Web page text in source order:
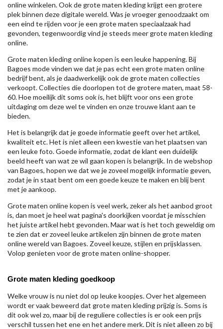
online winkelen. Ook de grote maten kleding krijgt een grotere
plek binnen deze digitale wereld. Was je vroeger genoodzaakt om
een eind te rijden voor je een grote maten speciaalzaak had
gevonden, tegenwoordig vind je steeds meer grote maten kleding
online.
Grote maten kleding online kopen is een leuke happening. Bij
Bagoes mode vinden we dat je pas echt een grote maten online
bedrijf bent, als je daadwerkelijk ook de grote maten collecties
verkoopt. Collecties die doorlopen tot de grotere maten, maat 58-
60. Hoe moeilijk dit soms ook is, het blijft voor ons een grote
uitdaging om deze wel te vinden en onze trouwe klant aan te
bieden.
Het is belangrijk dat je goede informatie geeft over het artikel,
kwaliteit etc. Het is niet alleen een kwestie van het plaatsen van
een leuke foto. Goede informatie, zodat de klant een duidelijk
beeld heeft van wat ze wil gaan kopen is belangrijk. In de webshop
van Bagoes, hopen we dat we je zoveel mogelijk informatie geven,
zodat je in staat bent om een goede keuze te maken en blij bent
met je aankoop.
Grote maten online kopen is veel werk, zeker als het aanbod groot
is, dan moet je heel wat pagina's doorkijken voordat je misschien
het juiste artikel hebt gevonden. Maar wat is het toch geweldig om
te zien dat er zoveel leuke artikelen zijn binnen de grote maten
online wereld van Bagoes. Zoveel keuze, stijlen en prijsklassen.
Volop genieten voor de grote maten online-shopper.
Grote maten kleding goedkoop
Welke vrouw is nu niet dol op leuke koopjes. Over het algemeen
wordt er vaak beweerd dat grote maten kleding prijzig is. Soms is
dit ook wel zo, maar bij de reguliere collecties is er ook een prijs
verschil tussen het ene en het andere merk. Dit is niet alleen zo bij